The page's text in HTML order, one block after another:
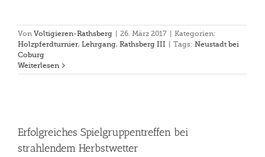
Von Voltigieren-Rathsberg | 26. März 2017 | Kategorien:
Holzpferdturnier, Lehrgang, Rathsberg III | Tags: Neustadt bei
Coburg
Weiterlesen
Erfolgreiches Spielgruppentreffen bei
strahlendem Herbstwetter